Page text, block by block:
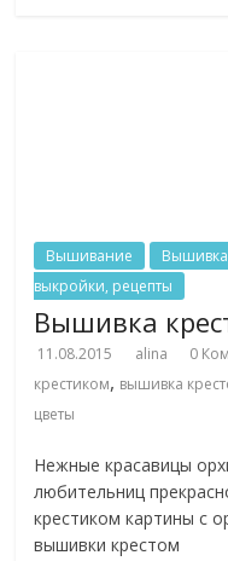
Вышивание
выкройки, рецепты
Вышивка
11.08.2015 alina 0
крестиком, вышивка
цветы
Нежные красавицы
любительниц
крестиком картины с
вышивки крестом